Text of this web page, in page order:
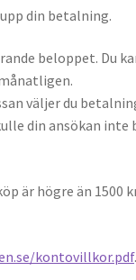
din betalning.
beloppet. Du
väljer du
din ansökan
är högre än
kontovillkor.pdf.